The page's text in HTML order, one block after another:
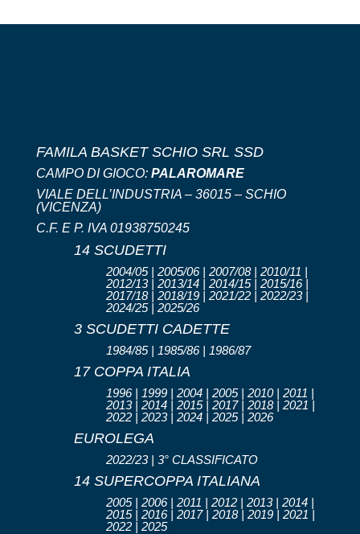
FAMILA BASKET SCHIO SRL SSD
CAMPO DI GIOCO: PALAROMARE
VIALE DELL’INDUSTRIA – 36015 – SCHIO
(VICENZA)
C.F. E P. IVA 01938750245
14 SCUDETTI
2004/05 | 2005/06 | 2007/08 | 2010/11 |
2012/13 | 2013/14 | 2014/15 | 2015/16 |
2017/18 | 2018/19 | 2021/22 | 2022/23 |
2024/25 | 2025/26
3 SCUDETTI CADETTE
1984/85 | 1985/86 | 1986/87
17 COPPA ITALIA
1996 | 1999 | 2004 | 2005 | 2010 | 2011 |
2013 | 2014 | 2015 | 2017 | 2018 | 2021 |
2022 | 2023 | 2024 | 2025 | 2026
EUROLEGA
2022/23 | 3° CLASSIFICATO
14 SUPERCOPPA ITALIANA
2005 | 2006 | 2011 | 2012 | 2013 | 2014 |
2015 | 2016 | 2017 | 2018 | 2019 | 2021 |
2022 | 2025